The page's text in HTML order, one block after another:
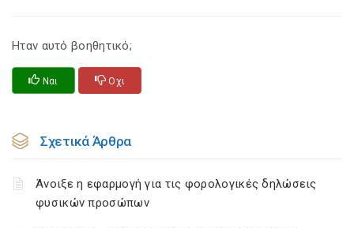
Ηταν αυτό βοηθητικό;
Ναι Οχι
Σχετικά Άρθρα
Άνοιξε η εφαρμογή για τις φορολογικές δηλώσεις
φυσικών προσώπων